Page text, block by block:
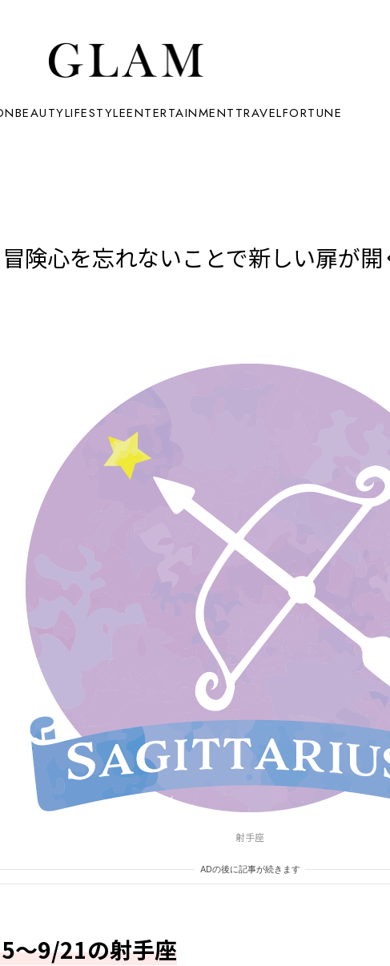
BEAUTYLIFESTYLEENTERTAINMENTTRAVELFORTUNE
険心を忘れないことで新しい扉が
射手座
ADの後に記事が続きます
～9/21の射手座